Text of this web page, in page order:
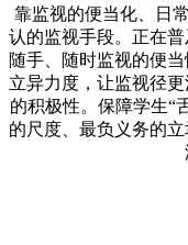
靠监视的便当化、日
认的监视手段。正在
随手、随时监视的便
立异力度，让监视径
的积极性。保障学生“
的尺度、最负义务的